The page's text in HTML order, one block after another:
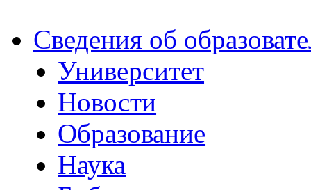
Сведения об
Университет
Новости
Образование
Наука